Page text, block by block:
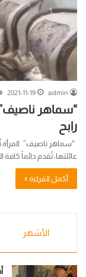
admin
2021-11-19
“سماهر
رابح
“سماهر ناصيف” المرأة
عائلتها، تُقدم دائماً
أكمل القراءة »
الأشهر